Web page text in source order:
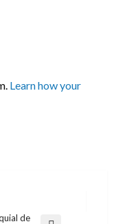
Learn how your
de